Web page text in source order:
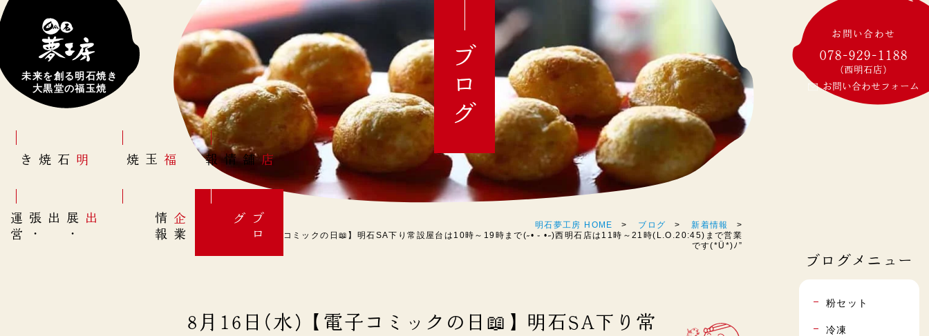
未来を創る明石焼き
大黒堂の福玉焼
明石焼き 福玉焼 店舗情報
出展
・
出張
・
運
営
企
業
情
報
ブ
ロ
グ
ブログ
明石夢工房 HOME ブログ
新着情報
8月16日(水)【電子コミックの日📖】明石SA下り常設屋台は10時～19時まで(˶• ֊ •˶)西明石店は11時～21時(L.O.20:45)まで営業
です(*Ü*)ﾉ”
8月16日(水)【電子コミックの日📖】明石SA下り常
お問い合わせ
078-929-1188
(西明石店)
お問い合わせフォーム
ブログメニュー
粉セット
冷凍